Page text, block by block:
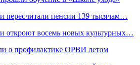
пересчитали пенсии 139 тысячам…
откроют восемь новых культурных…
о профилактике ОРВИ летом